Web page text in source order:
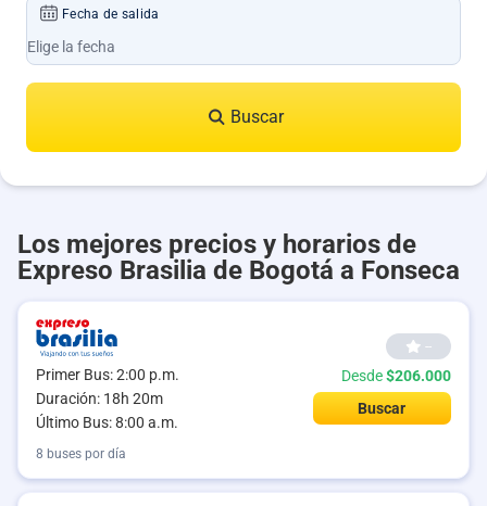
Fecha de salida
Buscar
Los mejores precios y horarios de
Expreso Brasilia de Bogotá a Fonseca
Primer Bus: 2:00 p.m.
Duración: 18h 20m
Último Bus: 8:00 a.m.
--
Desde$206.000
Buscar
8 buses por día